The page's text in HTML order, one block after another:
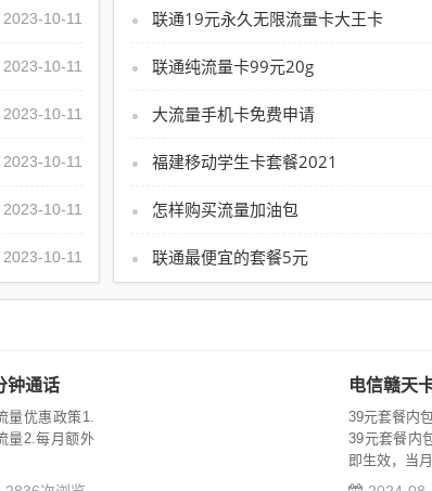
2023-10-11
2023-10-11
2023-10-11
2023-10-11
2023-10-11
2023-10-11
联通19元永久无限流量卡大王卡
联通纯流量卡99元20g
大流量手机卡免费申请
福建移动学生卡套餐2021
怎样购买流量加油包
联通最便宜的套餐5元
钟通话
量优惠政策1.
量2.每月额外
电信赣天
39元套餐内
39元套餐内
即生效，当